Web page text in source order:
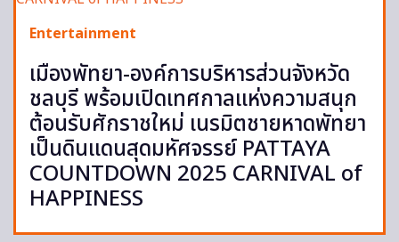
Entertainment
เมืองพัทยา-องค์การบริหารส่วนจังหวัด
ชลบุรี พร้อมเปิดเทศกาลแห่งความสนุก
ต้อนรับศักราชใหม่ เนรมิตชายหาดพัทยา
เป็นดินแดนสุดมหัศจรรย์ PATTAYA
COUNTDOWN 2025 CARNIVAL of
HAPPINESS